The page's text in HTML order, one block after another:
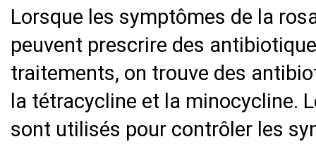
Lorsque les symptômes de la
peuvent prescrire des
traitements, on trouve des
la tétracycline et la minocycline.
sont utilisés pour contrôler les